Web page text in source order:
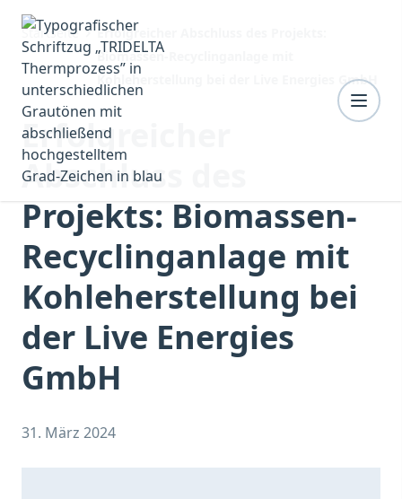
Startseite
Erfolgreicher Abschluss des Projekts:
Biomassen-Recyclinganlage mit
Kohleherstellung bei der Live Energies GmbH
Erfolgreicher
Abschluss des
Projekts: Biomassen-
Recyclinganlage mit
Kohleherstellung bei
der Live Energies
GmbH
31. März 2024